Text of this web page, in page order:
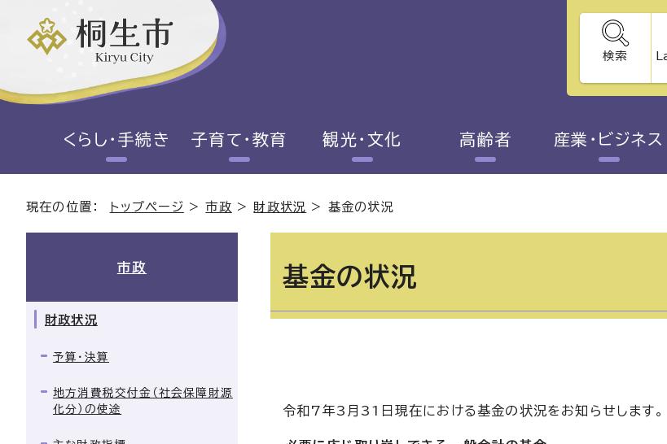
検索
くらし・手続き 子育て・教育 観光・文化 高齢者 産業・ビジネス
現在の位置： トップページ >市政 > 財政状況 > 基金の状況
基金の状況
令和7年3月31日現在における基金の状況をお知らせします。
市政
財政状況
予算・決算
地方消費税交付金（社会保障財源
化分）の使途